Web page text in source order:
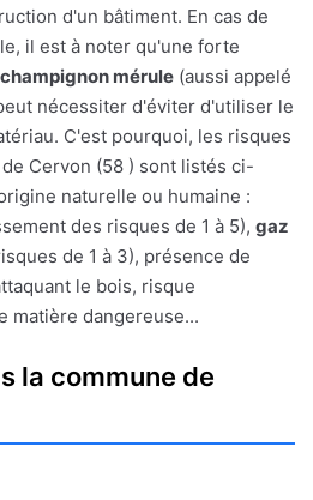
d'un bâtiment. En cas de
il est à noter qu'une forte
champignon mérule (aussi appelé
nécessiter d'éviter d'utiliser le
C'est pourquoi, les risques
Cervon (58 ) sont listés ci-
naturelle ou humaine :
des risques de 1 à 5), gaz
de 1 à 3), présence de
le bois, risque
matière dangereuse...
la commune de